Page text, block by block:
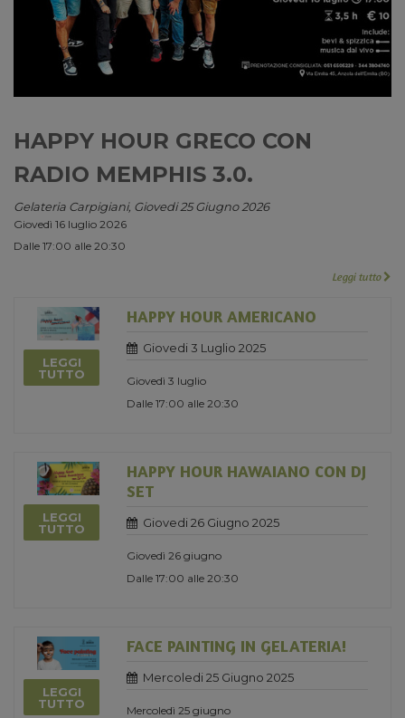
HAPPY HOUR GRECO CON
RADIO MEMPHIS 3.0.
Gelateria Carpigiani, Giovedi 25 Giugno 2026
Giovedì 16 luglio 2026
Dalle 17:00 alle 20:30
Leggi tutto
LEGGI
TUTTO
HAPPY HOUR AMERICANO
Giovedi 3 Luglio 2025
Giovedì 3 luglio
Dalle 17:00 alle 20:30
LEGGI
TUTTO
HAPPY HOUR HAWAIANO CON DJ
SET
Giovedi 26 Giugno 2025
Giovedì 26 giugno
Dalle 17:00 alle 20:30
LEGGI
TUTTO
FACE PAINTING IN GELATERIA!
Mercoledi 25 Giugno 2025
Mercoledì 25 giugno